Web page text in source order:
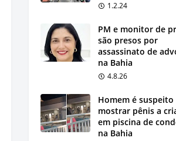
1.2.24
PM e monitor de
são presos por
assassinato de
na Bahia
4.8.26
Homem é suspeito
mostrar pênis a
em piscina de
na Bahia